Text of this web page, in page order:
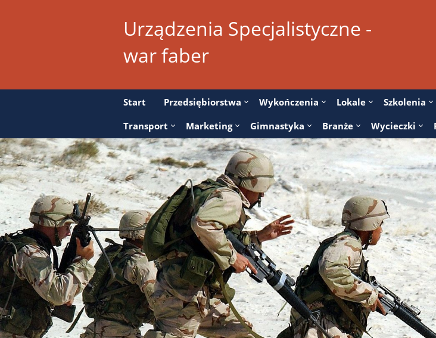
Urządzenia Specjalistyczne -
war faber
Start Przedsiębiorstwa Wykończenia Lokale Szkolenia
Transport
Marketing Gimnastyka Branże Wycieczki